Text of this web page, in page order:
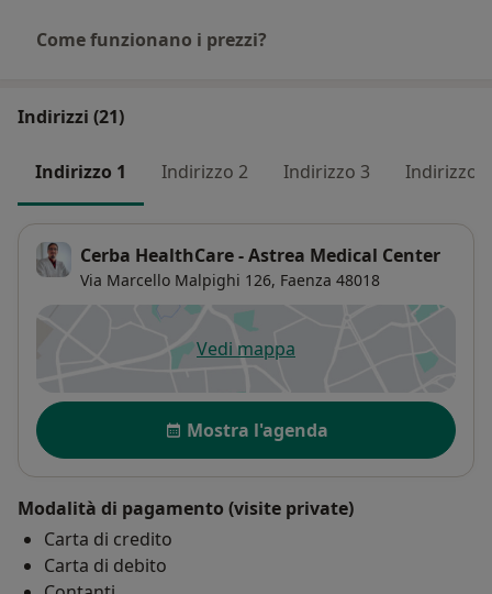
Come funzionano i prezzi?
Indirizzi (21)
Indirizzo 1 Indirizzo 2 Indirizzo 3 Indirizzo 4
Cerba HealthCare - Astrea Medical Center
Via Marcello Malpighi 126, Faenza 48018
Vedi mappasi apre in una nuova scheda
Disponibilità
Mostra l'agenda
Modalità di pagamento (visite private)
Carta di credito
Carta di debito